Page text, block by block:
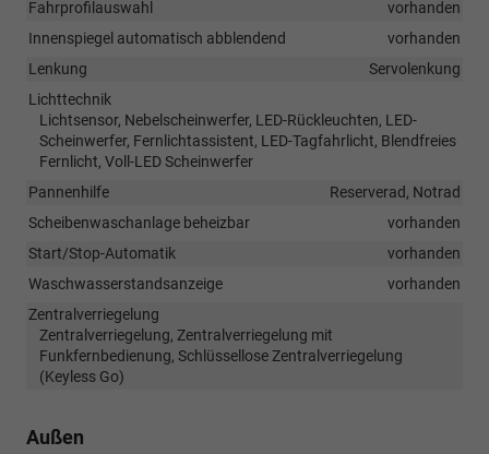
Fahrprofilauswahl
vorhanden
Innenspiegel automatisch abblendend
vorhanden
Lenkung
Servolenkung
Lichttechnik
Lichtsensor, Nebelscheinwerfer, LED-Rückleuchten, LED-
Scheinwerfer, Fernlichtassistent, LED-Tagfahrlicht, Blendfreies
Fernlicht, Voll-LED Scheinwerfer
Pannenhilfe
Reserverad, Notrad
Scheibenwaschanlage beheizbar
vorhanden
Start/Stop-Automatik
vorhanden
Waschwasserstandsanzeige
vorhanden
Zentralverriegelung
Zentralverriegelung, Zentralverriegelung mit
Funkfernbedienung, Schlüssellose Zentralverriegelung
(Keyless Go)
Außen